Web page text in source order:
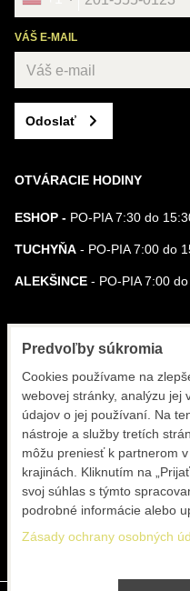
VÁŠ E-MAIL
Odoslať
OTVÁRACIE HODINY
ESHOP - PO-PIA 7:30 do
TUCHYŇA - PO-PIA 7:00 do
ALEKŠINCE - PO-PIA 7:00
BARNIA, s.r.o.
Prevádzka TUCHYŇA
Prevádzka ALEKŠINCE
Eshop +421 42 20 21 22
info@barnia.sk
www.barnia.sk
Predvoľby súkromia
Cookies používame na
webovej stránky, analýzu jej
údajov o jej používaní. Na
nástroje a služby tretích
môžu preniesť k partnerom
krajinách. Kliknutím na
svoj súhlas s týmto
podrobné informácie alebo
Zásady ochrany osobných